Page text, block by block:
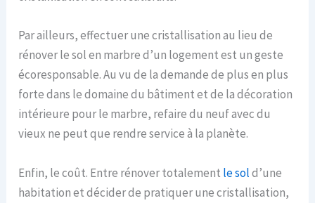
Par ailleurs, effectuer une cristallisation au lieu de
rénover le sol en marbre d’un logement est un geste
écoresponsable. Au vu de la demande de plus en plus
forte dans le domaine du bâtiment et de la décoration
intérieure pour le marbre, refaire du neuf avec du
vieux ne peut que rendre service à la planète.
Enfin, le coût. Entre rénover totalement le sold’une
habitation et décider de pratiquer une cristallisation,